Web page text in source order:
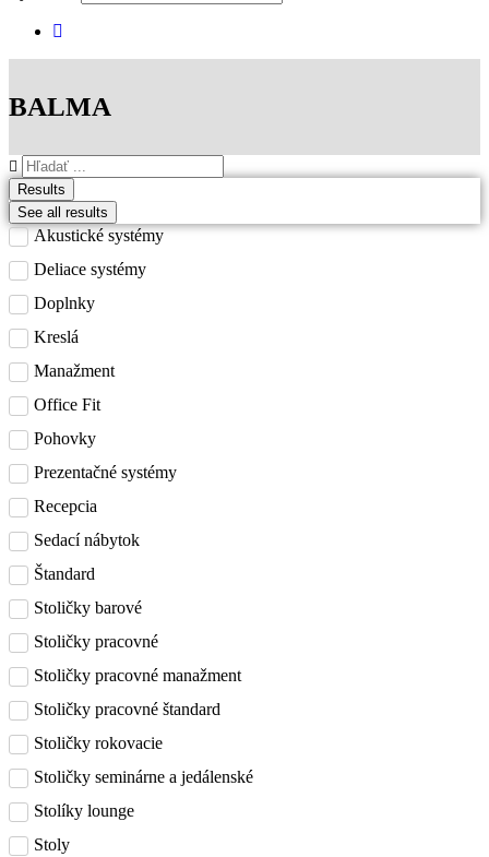
BALMA
Search
...Results
See all results
Akustické systémy
Deliace systémy
Doplnky
Kreslá
Manažment
Office Fit
Pohovky
Prezentačné systémy
Recepcia
Sedací nábytok
Štandard
Stoličky barové
Stoličky pracovné
Stoličky pracovné manažment
Stoličky pracovné štandard
Stoličky rokovacie
Stoličky seminárne a jedálenské
Stolíky lounge
Stoly